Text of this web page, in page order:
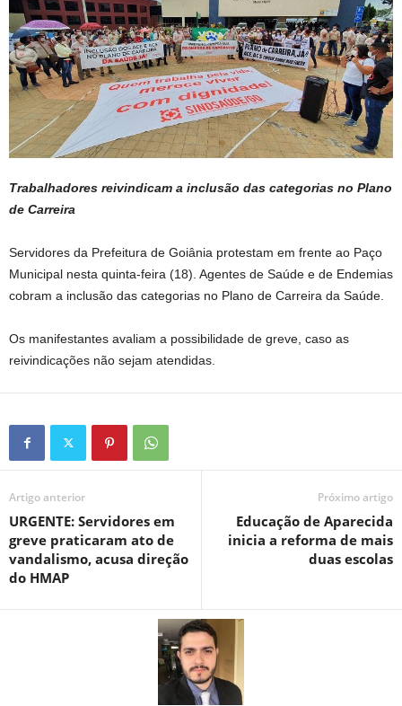
Trabalhadores reivindicam a inclusão das categorias no Plano
de Carreira
Servidores da Prefeitura de Goiânia protestam em frente ao Paço
Municipal nesta quinta-feira (18). Agentes de Saúde e de Endemias
cobram a inclusão das categorias no Plano de Carreira da Saúde.
Os manifestantes avaliam a possibilidade de greve, caso as
reivindicações não sejam atendidas.
Artigo anterior
URGENTE: Servidores em
greve praticaram ato de
vandalismo, acusa direção
do HMAP
Próximo artigo
Educação de Aparecida
inicia a reforma de mais
duas escolas